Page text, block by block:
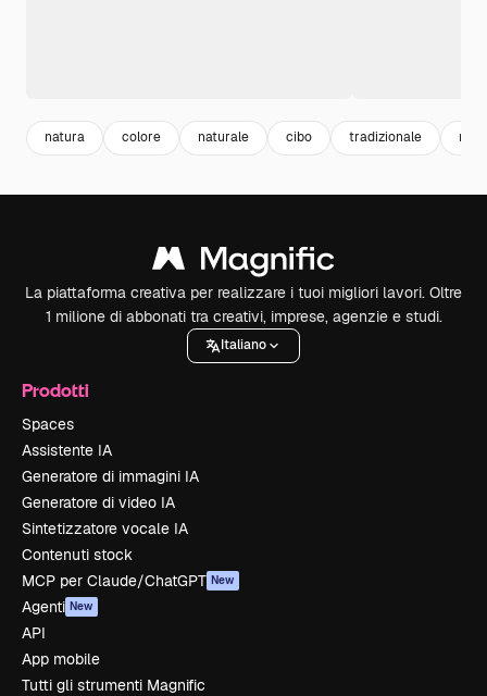
natura colore naturale cibo tradizionale
La piattaforma creativa per realizzare i tuoi migliori lavori. Oltre
1 milione di abbonati tra creativi, imprese, agenzie e studi.
Italiano
Prodotti
Spaces
Assistente IA
Generatore di immagini IA
Generatore di video IA
Sintetizzatore vocale IA
Contenuti stock
MCP per Claude/ChatGPT New
Agenti New
API
App mobile
Tutti gli strumenti Magnific